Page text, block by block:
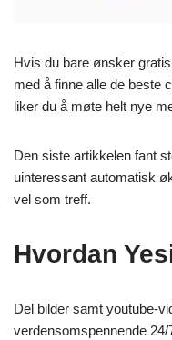
Hvis du bare ønsker
med å finne alle de beste
liker du å møte helt nye
Den siste artikkelen fant
uinteressant automatisk
vel som treff.
Hvordan
Del bilder samt youtube-
verdensomspennende